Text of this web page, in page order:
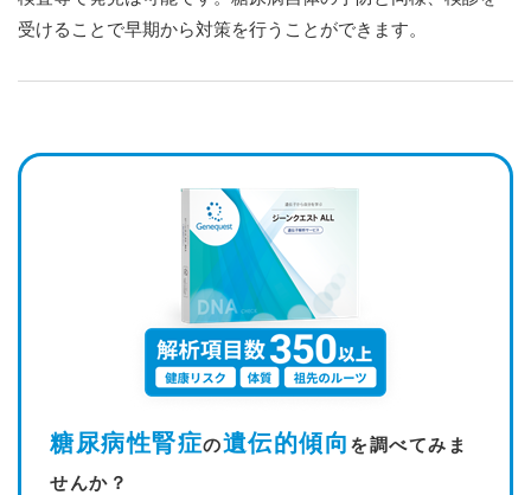
受けることで早期から対策を行うことができます。
糖尿病性腎症の遺伝的傾向 を調べてみま
せんか？